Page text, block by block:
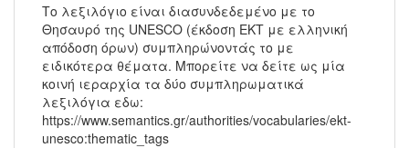
Το λεξιλόγιο είναι διασυνδεδεμένο με το
Θησαυρό της UNESCO (έκδοση ΕΚΤ με ελληνική
απόδοση όρων) συμπληρώνοντάς το με
ειδικότερα θέματα. Μπορείτε να δείτε ως μία
κοινή ιεραρχία τα δύο συμπληρωματικά
λεξιλόγια εδω:
https://www.semantics.gr/authorities/vocabularies/ekt-
unesco:thematic_tags